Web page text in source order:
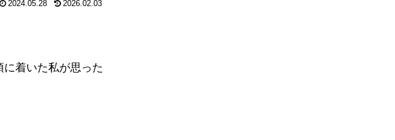
2024.05.28 2026.02.03
着いた私が思った